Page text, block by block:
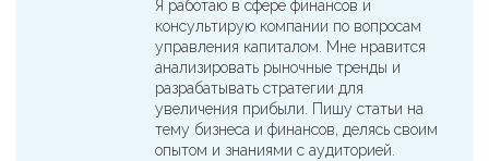
Я работаю в сфере финансов и
консультирую компании по вопросам
управления капиталом. Мне нравится
анализировать рыночные тренды и
разрабатывать стратегии для
увеличения прибыли. Пишу статьи на
тему бизнеса и финансов, делясь своим
опытом и знаниями с аудиторией.